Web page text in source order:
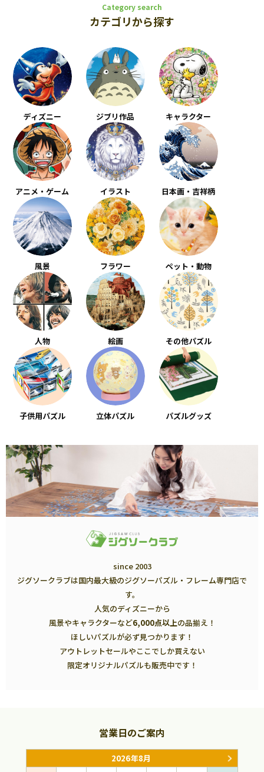
Category search
カテゴリから探す
ディズニー ジブリ作品 キャラクター
アニメ・ゲーム イラスト 日本画・吉祥柄
風景 フラワー ペット・動物
人物 絵画 その他パズル
子供用パズル 立体パズル パズルグッズ
since 2003
ジグソークラブは国内最大級のジグソーパズル・フレーム専門店で
す。
人気のディズニーから
風景やキャラクターなど6,000点以上の品揃え！
ほしいパズルが必ず見つかります！
アウトレットセールやここでしか買えない
限定オリジナルパズルも販売中です！
営業日のご案内
2026年8月